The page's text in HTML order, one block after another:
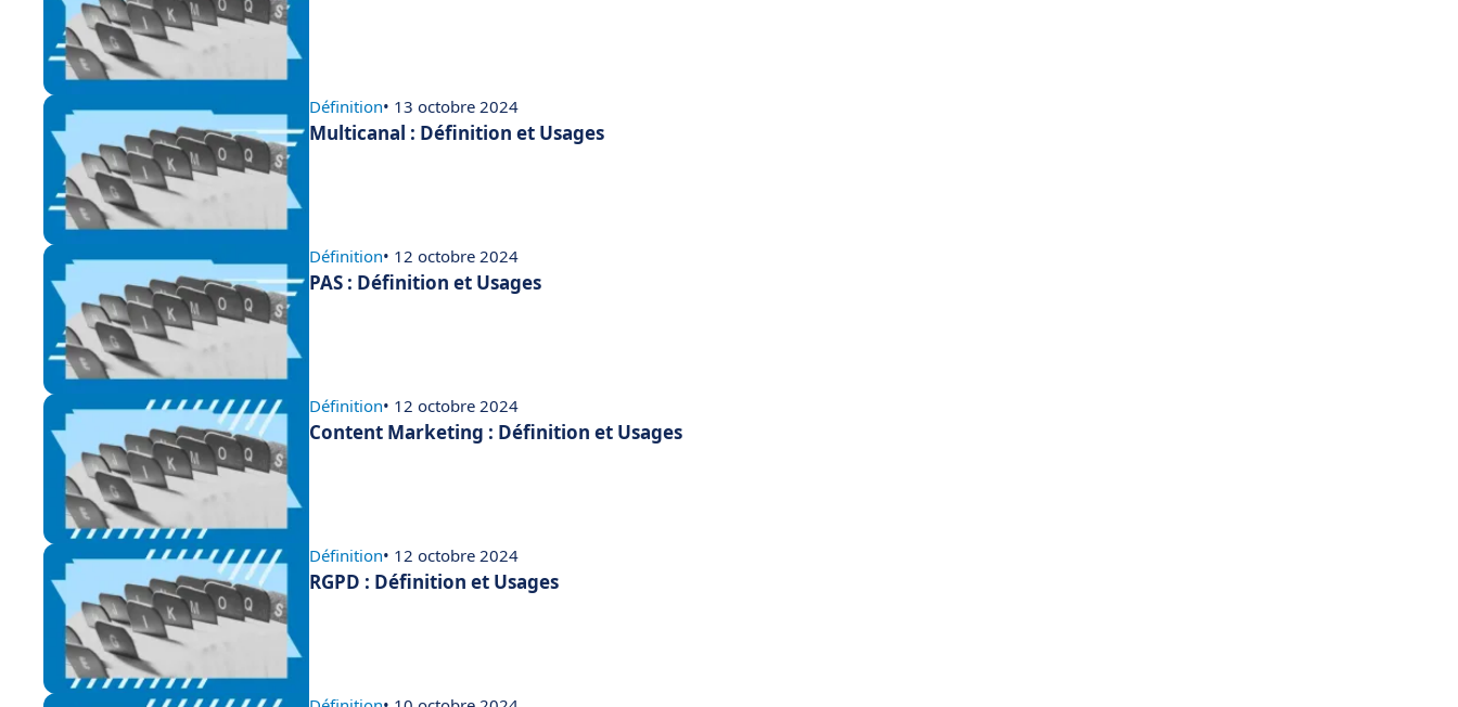
Définition• 13 octobre 2024
Multicanal : Définition et Usages
Définition• 12 octobre 2024
PAS : Définition et Usages
Définition• 12 octobre 2024
Content Marketing : Définition et Usages
Définition• 12 octobre 2024
RGPD : Définition et Usages